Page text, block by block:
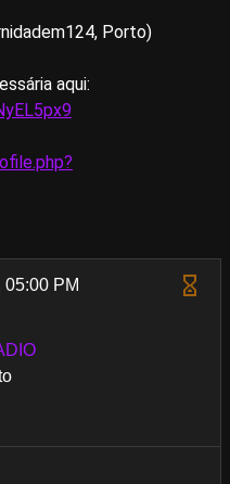
Porto)
aqui:
05:00 PM